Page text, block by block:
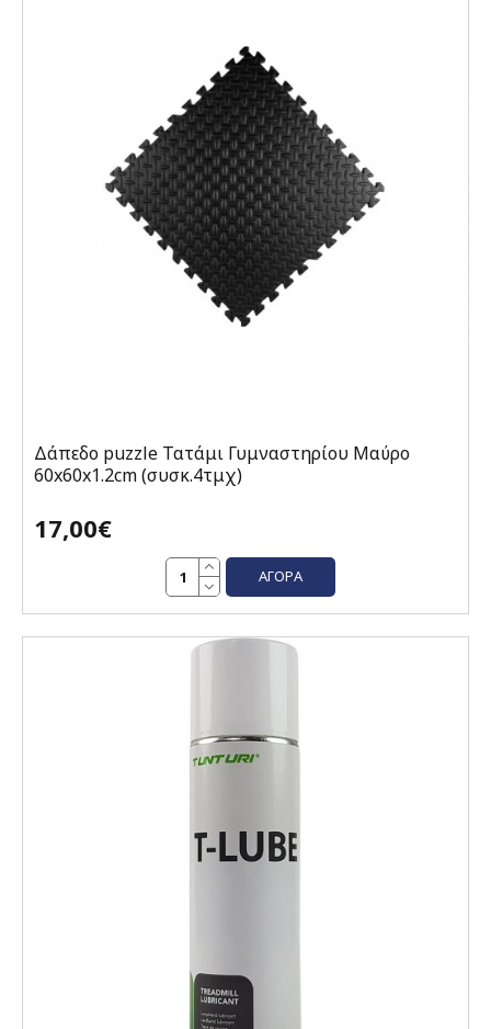
Δάπεδο puzzle Τατάμι Γυμναστηρίου Μαύρο
60x60x1.2cm (συσκ.4τμχ)
17,00€
ΑΓΟΡΆ